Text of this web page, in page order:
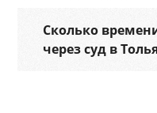
Сколько
через суд в